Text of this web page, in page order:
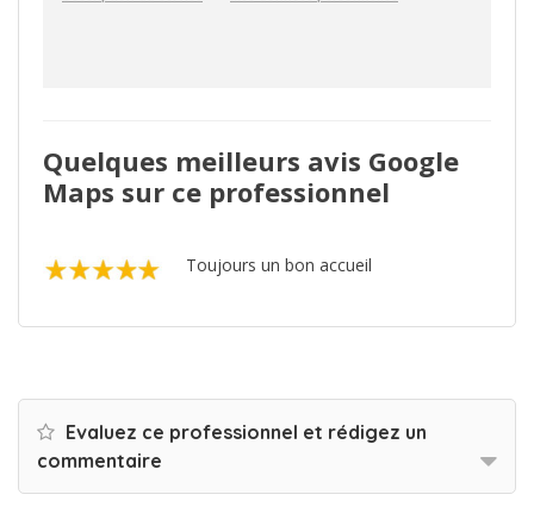
Quelques meilleurs avis Google
Maps sur ce professionnel
Toujours un bon accueil
Evaluez ce professionnel et rédigez un
commentaire